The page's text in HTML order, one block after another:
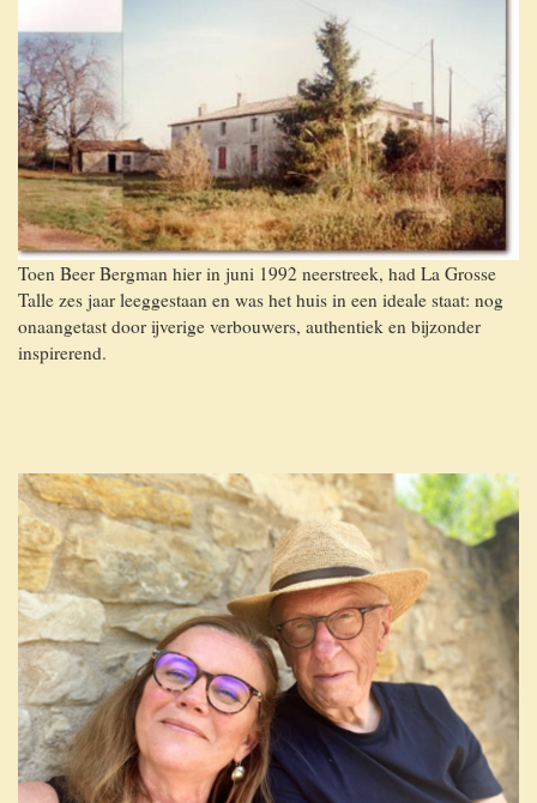
Toen Beer Bergman hier in juni 1992 neerstreek, had La Grosse
Talle zes jaar leeggestaan en was het huis in een ideale staat: nog
onaangetast door ijverige verbouwers, authentiek en bijzonder
inspirerend.